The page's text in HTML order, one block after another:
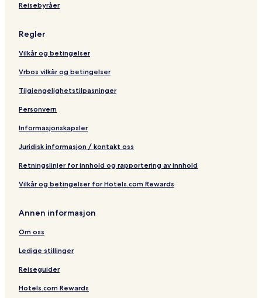
Reisebyråer
Regler
Vilkår og betingelser
Vrbos vilkår og betingelser
Tilgjengelighetstilpasninger
Personvern
Informasjonskapsler
Juridisk informasjon / kontakt oss
Retningslinjer for innhold og rapportering av innhold
Vilkår og betingelser for Hotels.com Rewards
Annen informasjon
Om oss
Ledige stillinger
Reiseguider
Hotels.com Rewards